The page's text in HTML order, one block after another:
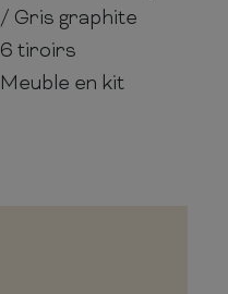
/ Gris graphite
6 tiroirs
Meuble en kit